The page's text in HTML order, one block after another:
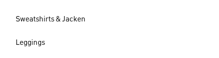
Sweatshirts & Jacken
Leggings